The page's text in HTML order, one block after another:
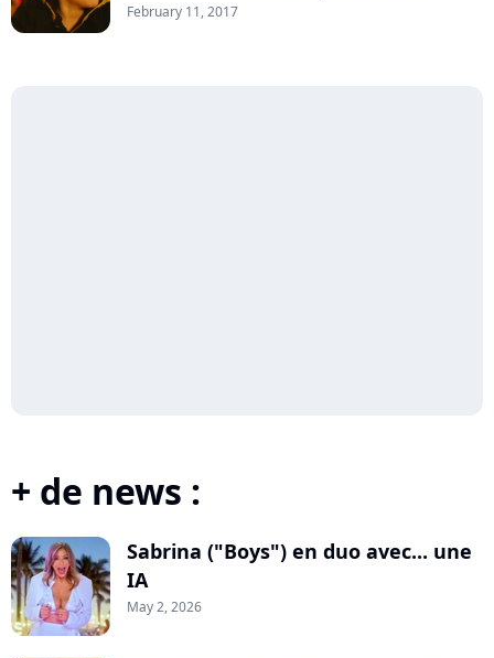
February 11, 2017
+ de news :
Sabrina ("Boys") en duo avec... une
IA
May 2, 2026